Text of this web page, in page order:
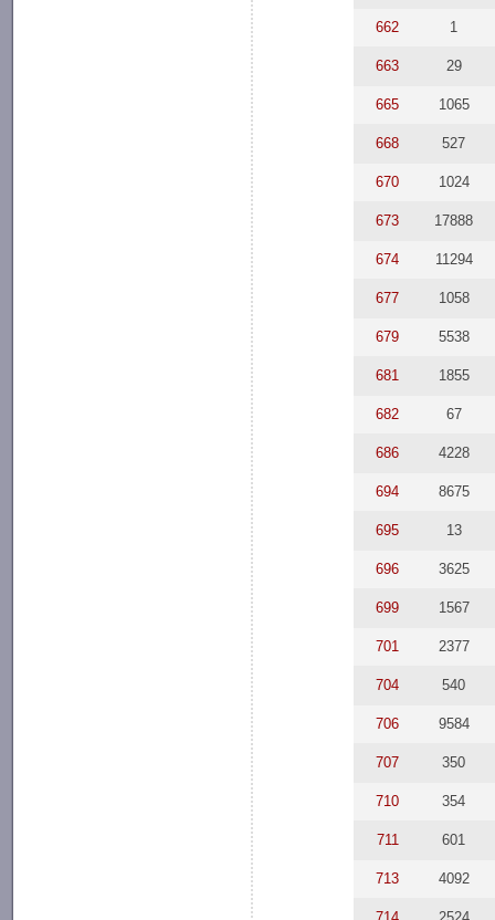
662 1
663 29
665 1065
668 527
670 1024
673 17888
674 11294
677 1058
679 5538
681 1855
682 67
686 4228
694 8675
695 13
696 3625
699 1567
701 2377
704 540
706 9584
707 350
710 354
711 601
713 4092